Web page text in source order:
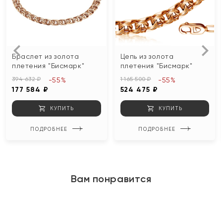
Браслет из золота
плетения "Бисмарк"
394 632 ₽
177 584 ₽
-55%
КУПИТЬ
ПОДРОБНЕЕ
Цепь из золота
плетения "Бисмарк"
1 165 500 ₽
524 475 ₽
-55%
КУПИТЬ
ПОДРОБНЕЕ
Вам понравится